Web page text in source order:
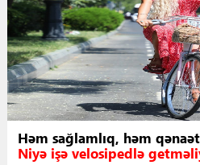
Həm sağlamlıq, həm
Niyə işə velosipedlə